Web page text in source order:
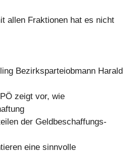
allen Fraktionen hat es nicht
Bezirksparteiobmann Harald
zeigt vor, wie
der Geldbeschaffungs-
eine sinnvolle